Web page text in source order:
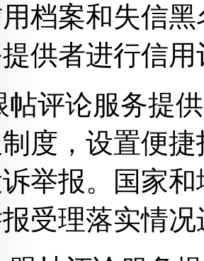
档案和失信
供者进行信用
帖评论服务提
度，设置便
举报。国家
受理落实情